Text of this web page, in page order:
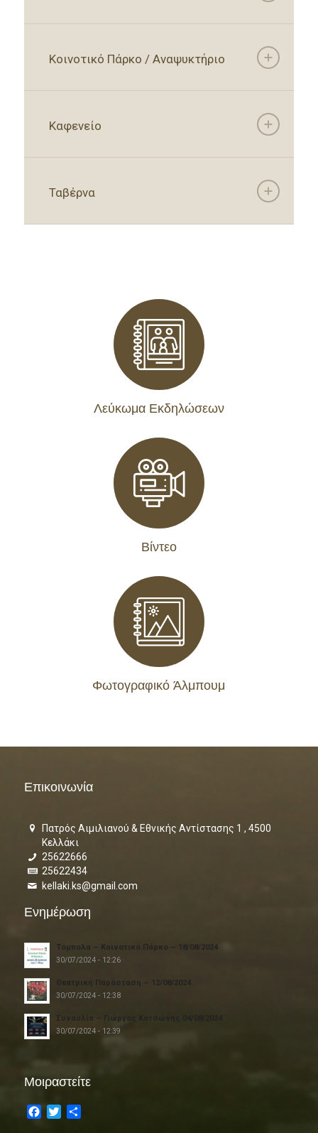
Κοινοτικό Πάρκο / Αναψυκτήριο
Καφενείο
Ταβέρνα
Λεύκωμα Εκδηλώσεων
Βίντεο
Φωτογραφικό Άλμπουμ
Επικοινωνία
Πατρός Αιμιλιανού & Εθνικής Αντίστασης 1 , 4500
Κελλάκι
25622666
25622434
kellaki.ks@gmail.com
Ενημέρωση
Τόμπολα – Κοινοτικό Πάρκο – 18/08/2024
30/07/2024 - 12:26
Θεατρική Παράσταση – 12/08/2024
30/07/2024 - 12:38
Συναυλία – Γιώργος Κοτσώνης 04/08/2024
30/07/2024 - 12:39
Μοιραστείτε
Facebook
Twitter